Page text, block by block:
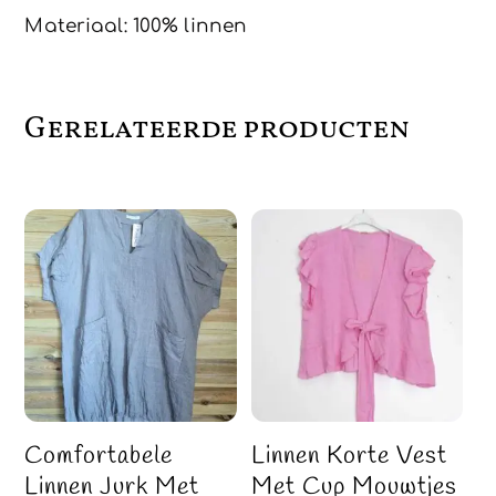
Materiaal: 100% linnen
Gerelateerde producten
Comfortabele
Linnen Jurk Met
Linnen Korte Vest
Met Cup Mouwtjes